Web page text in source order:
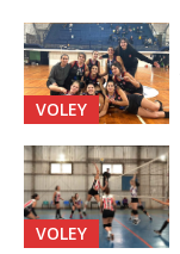
VOLEY
VOLEY